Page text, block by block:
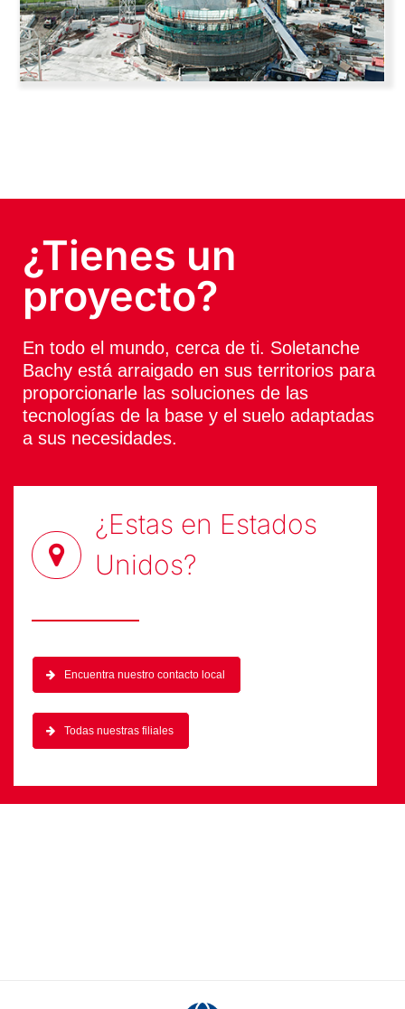
¿Tienes un
proyecto?
En todo el mundo, cerca de ti. Soletanche
Bachy está arraigado en sus territorios para
proporcionarle las soluciones de las
tecnologías de la base y el suelo adaptadas
a sus necesidades.
¿Estas en Estados
Unidos?
Encuentra nuestro contacto local
Todas nuestras filiales